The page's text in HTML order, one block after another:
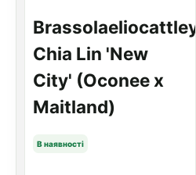
Chia Lin 'New
City' (Oconee x
Maitland)
В наявності